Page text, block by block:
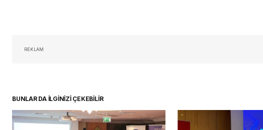
REKLAM
BUNLAR DA İLGİNİZİ ÇEKEBİLİR